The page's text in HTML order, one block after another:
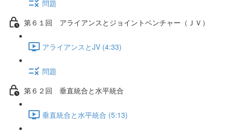
問題
第６１回 アライアンスとジョイントベンチャー（ＪＶ）
アライアンスとJV (4:33)
問題
第６２回 垂直統合と水平統合
垂直統合と水平統合 (5:13)